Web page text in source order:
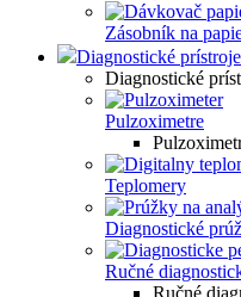
Zásobník na
Diagnostické prístroje
Diagnostické
Pulzoximetre
Teplomery
Diagnostické
Ručné
Ručné